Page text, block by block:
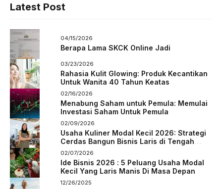
Latest Post
04/15/2026
Berapa Lama SKCK Online Jadi
03/23/2026
Rahasia Kulit Glowing: Produk Kecantikan
Untuk Wanita 40 Tahun Keatas
02/16/2026
Menabung Saham untuk Pemula: Memulai
Investasi Saham Untuk Pemula
02/09/2026
Usaha Kuliner Modal Kecil 2026: Strategi
Cerdas Bangun Bisnis Laris di Tengah
Persaingan
02/07/2026
Ide Bisnis 2026 : 5 Peluang Usaha Modal
Kecil Yang Laris Manis Di Masa Depan
12/26/2025